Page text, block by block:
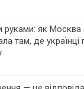
як Москва
там, де